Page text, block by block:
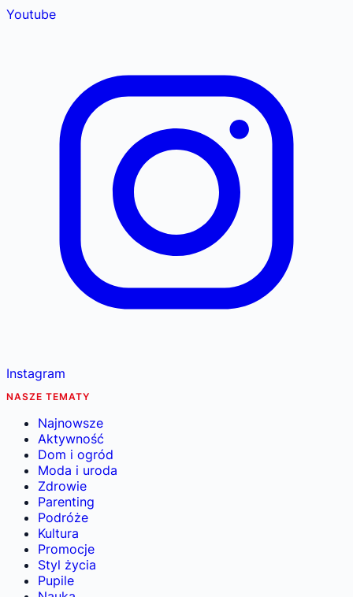
Youtube
Instagram
NASZE TEMATY
Najnowsze
Aktywność
Dom i ogród
Moda i uroda
Zdrowie
Parenting
Podróże
Kultura
Promocje
Styl życia
Pupile